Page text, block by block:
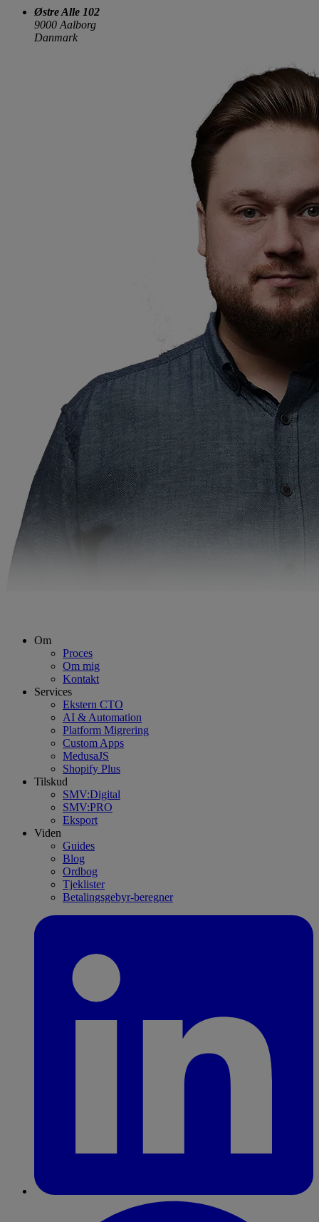
Østre Alle 102
9000 Aalborg
Danmark
Om
Proces
Om mig
Kontakt
Services
Ekstern CTO
AI & Automation
Platform Migrering
Custom Apps
MedusaJS
Shopify Plus
Tilskud
SMV:Digital
SMV:PRO
Eksport
Viden
Guides
Blog
Ordbog
Tjeklister
Betalingsgebyr-beregner